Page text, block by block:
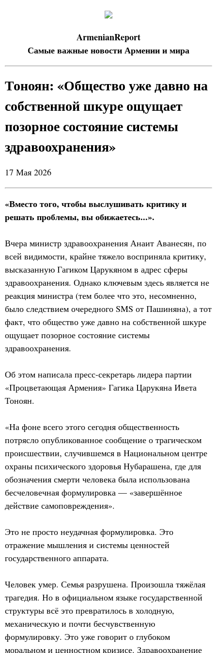
ArmenianReport
Самые важные новости Армении и мира
Тоноян: «Общество уже давно на
собственной шкуре ощущает
позорное состояние системы
здравоохранения»
17 Мая 2026
«Вместо того, чтобы выслушивать критику и
решать проблемы, вы обижаетесь...».
Вчера министр здравоохранения Анаит Аванесян, по
всей видимости, крайне тяжело восприняла критику,
высказанную Гагиком Царукяном в адрес сферы
здравоохранения. Однако ключевым здесь является не
реакция министра (тем более что это, несомненно,
было следствием очередного SMS от Пашиняна), а тот
факт, что общество уже давно на собственной шкуре
ощущает позорное состояние системы
здравоохранения.
Об этом написала пресс-секретарь лидера партии
«Процветающая Армения» Гагика Царукяна Ивета
Тоноян.
«На фоне всего этого сегодня общественность
потрясло опубликованное сообщение о трагическом
происшествии, случившемся в Национальном центре
охраны психического здоровья Нубарашена, где для
обозначения смерти человека была использована
бесчеловечная формулировка — «завершённое
действие самоповреждения».
Это не просто неудачная формулировка. Это
отражение мышления и системы ценностей
государственного аппарата.
Человек умер. Семья разрушена. Произошла тяжёлая
трагедия. Но в официальном языке государственной
структуры всё это превратилось в холодную,
механическую и почти бесчувственную
формулировку. Это уже говорит о глубоком
моральном и ценностном кризисе. Здравоохранение